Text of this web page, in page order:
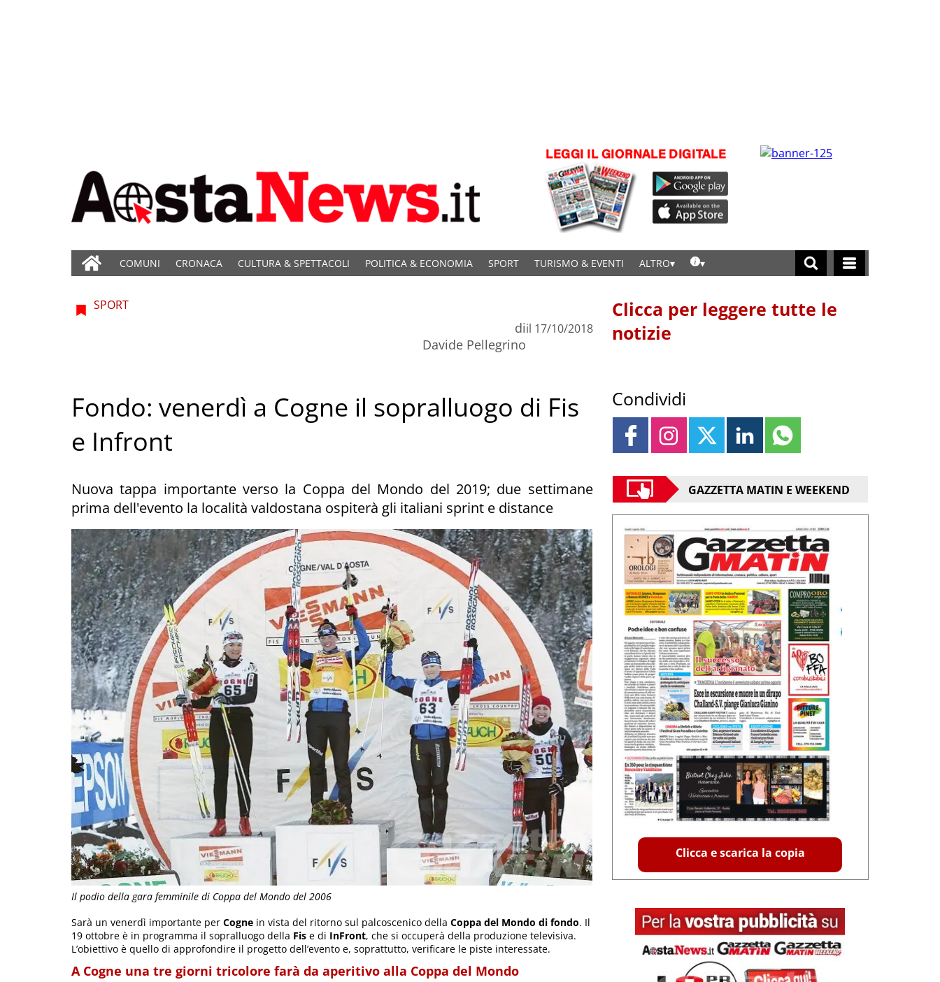
COMUNI CRONACA CULTURA & SPETTACOLI POLITICA & ECONOMIA SPORT TURISMO & EVENTI ALTRO
Il podio della gara femminile di Coppa del Mondo del 2006
SPORT
di
Davide Pellegrino
il 17/10/2018
Fondo: venerdì a Cogne il sopralluogo di Fis
e Infront
Nuova tappa importante verso la Coppa del Mondo del 2019; due settimane
prima dell'evento la località valdostana ospiterà gli italiani sprint e distance
Sarà un venerdì importante per Cogne in vista del ritorno sul palcoscenico della Coppa del Mondo di fondo. Il
19 ottobre è in programma il sopralluogo della Fis e di InFront, che si occuperà della produzione televisiva.
L’obiettivo è quello di approfondire il progetto dell’evento e, soprattutto, verificare le piste interessate.
A Cogne una tre giorni tricolore farà da aperitivo alla Coppa del Mondo
Clicca per leggere tutte le
notizie
Condividi
GAZZETTA MATIN E WEEKEND
Clicca e scarica la copia